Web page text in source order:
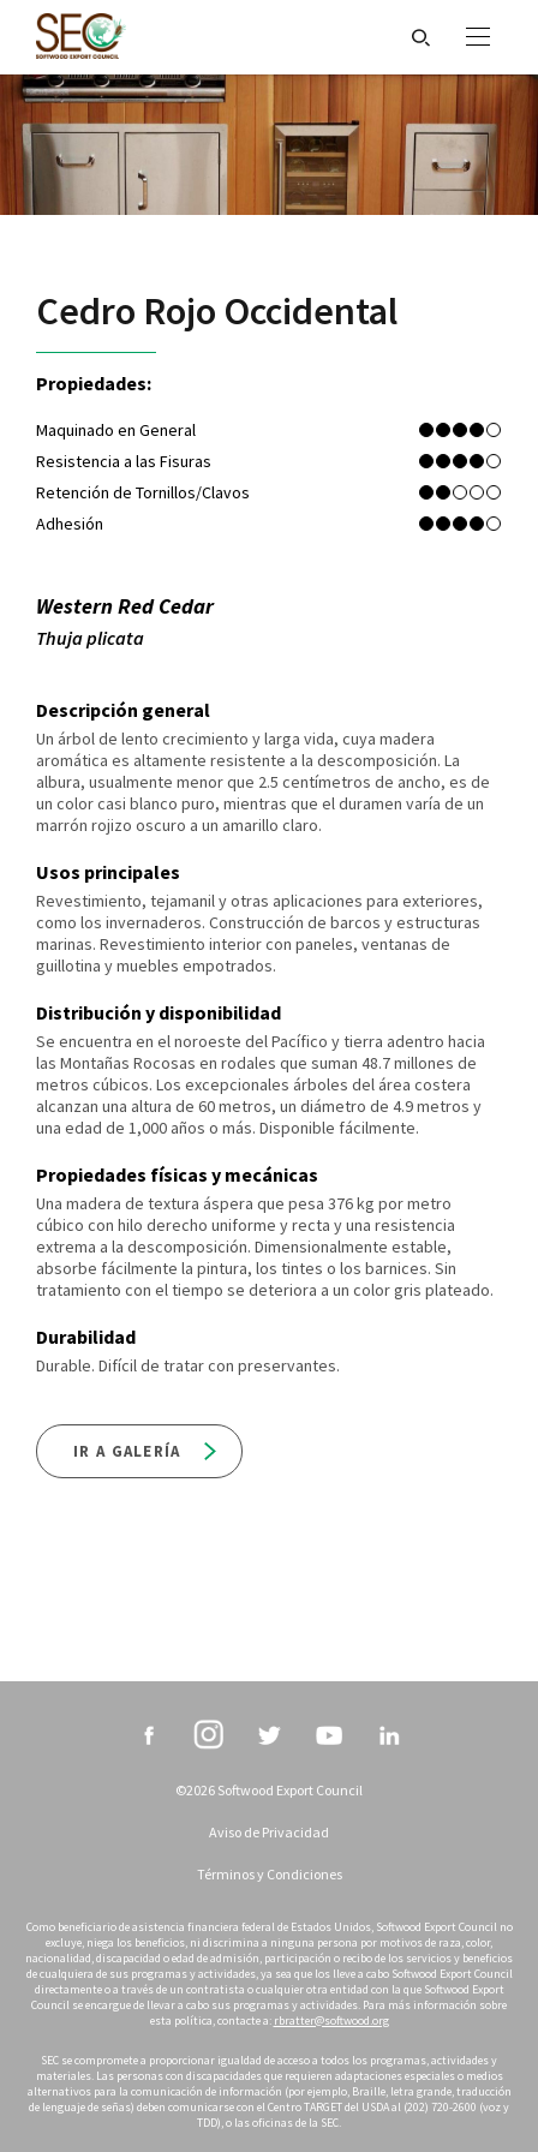
Cedro Rojo Occidental
Propiedades:
Maquinado en General
Resistencia a las Fisuras
Retención de Tornillos/Clavos
Adhesión
Western Red Cedar
Thuja plicata
Descripción general
Un árbol de lento crecimiento y larga vida, cuya madera
aromática es altamente resistente a la descomposición. La
albura, usualmente menor que 2.5 centímetros de ancho, es de
un color casi blanco puro, mientras que el duramen varía de un
marrón rojizo oscuro a un amarillo claro.
Usos principales
Revestimiento, tejamanil y otras aplicaciones para exteriores,
como los invernaderos. Construcción de barcos y estructuras
marinas. Revestimiento interior con paneles, ventanas de
guillotina y muebles empotrados.
Distribución y disponibilidad
Se encuentra en el noroeste del Pacífico y tierra adentro hacia
las Montañas Rocosas en rodales que suman 48.7 millones de
metros cúbicos. Los excepcionales árboles del área costera
alcanzan una altura de 60 metros, un diámetro de 4.9 metros y
una edad de 1,000 años o más. Disponible fácilmente.
Propiedades físicas y mecánicas
Una madera de textura áspera que pesa 376 kg por metro
cúbico con hilo derecho uniforme y recta y una resistencia
extrema a la descomposición. Dimensionalmente estable,
absorbe fácilmente la pintura, los tintes o los barnices. Sin
tratamiento con el tiempo se deteriora a un color gris plateado.
Durabilidad
Durable. Difícil de tratar con preservantes.
IR A GALERÍA
©2026 Softwood Export Council
Aviso de Privacidad
Términos y Condiciones
Como beneficiario de asistencia financiera federal de Estados Unidos, Softwood Export Council no
excluye, niega los beneficios, ni discrimina a ninguna persona por motivos de raza, color,
nacionalidad, discapacidad o edad de admisión, participación o recibo de los servicios y beneficios
de cualquiera de sus programas y actividades, ya sea que los lleve a cabo Softwood Export Council
directamente o a través de un contratista o cualquier otra entidad con la que Softwood Export
Council se encargue de llevar a cabo sus programas y actividades. Para más información sobre
esta política, contacte a: rbratter@softwood.org
SEC se compromete a proporcionar igualdad de acceso a todos los programas, actividades y
materiales. Las personas con discapacidades que requieren adaptaciones especiales o medios
alternativos para la comunicación de información (por ejemplo, Braille, letra grande, traducción
de lenguaje de señas) deben comunicarse con el Centro TARGET del USDA al (202) 720-2600 (voz y
TDD), o las oficinas de la SEC.